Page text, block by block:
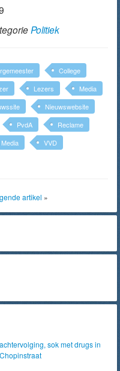
Politiek
College
Lezers
Media
Nieuwswebsite
PvdA
Reclame
VVD
artikel »
sok met drugs in